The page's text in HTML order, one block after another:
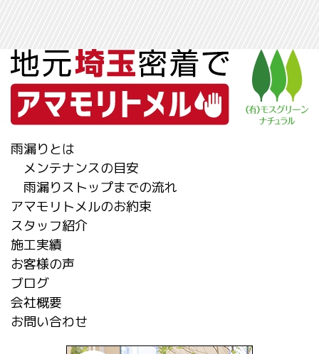
雨漏りとは
メンテナンスの目安
雨漏りストップまでの流れ
アマモリトメルのお約束
スタッフ紹介
施工実績
お客様の声
ブログ
会社概要
お問い合わせ